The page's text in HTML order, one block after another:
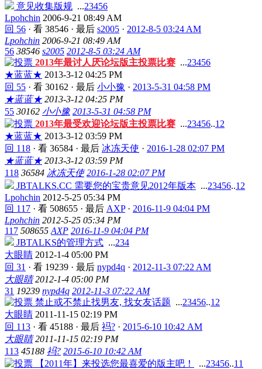
意见收集版规 ...23456
Lpohchin 2006-9-21 08:49 AM
回 56 · 看 38546 · 最后 s2005 · 2012-8-5 03:24 AM
Lpohchin 2006-9-21 08:49 AM
56 38546 s2005 2012-8-5 03:24 AM
2013年最讨人厌论坛版主投票比赛 ...23456
★蓝蓝★ 2013-3-12 04:25 PM
回 55 · 看 30162 · 最后 小小豫 · 2013-5-31 04:58 PM
★蓝蓝★ 2013-3-12 04:25 PM
55 30162 小小豫 2013-5-31 04:58 PM
2013年最受欢迎论坛版主投票比赛 ...23456..12
★蓝蓝★ 2013-3-12 03:59 PM
回 118 · 看 36584 · 最后 冰冻天使 · 2016-1-28 02:07 PM
★蓝蓝★ 2013-3-12 03:59 PM
118 36584 冰冻天使 2016-1-28 02:07 PM
JBTALKS.CC 需要您的宝贵意见2012年版本 ...23456..12
Lpohchin 2012-5-25 05:34 PM
回 117 · 看 508655 · 最后 AXP· 2016-11-9 04:04 PM
Lpohchin 2012-5-25 05:34 PM
117 508655 AXP 2016-11-9 04:04 PM
JBTALKS的管理方式 ...234
大眼睛 2012-1-4 05:00 PM
回 31 · 看 19239 · 最后 nypd4q · 2012-11-3 07:22 AM
大眼睛 2012-1-4 05:00 PM
31 19239 nypd4q 2012-11-3 07:22 AM
禁止或不禁止找男友, 找女友话题 ...23456..12
大眼睛 2011-11-15 02:19 PM
回 113 · 看 45188 · 最后 祃? · 2015-6-10 10:42 AM
大眼睛 2011-11-15 02:19 PM
113 45188 祃? 2015-6-10 10:42 AM
【2011年】来投选您最喜爱的版主吧！
...23456..11